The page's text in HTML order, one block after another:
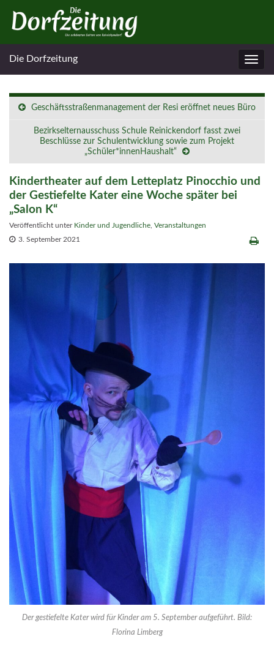
Die Dorfzeitung
Geschäftsstraßenmanagement der Resi eröffnet neues Büro
Bezirkselternausschuss Schule Reinickendorf fasst zwei
Beschlüsse zur Schulentwicklung sowie zum Projekt
„Schüler*innenHaushalt“
Kindertheater auf dem Letteplatz Pinocchio und
der Gestiefelte Kater eine Woche später bei
„Salon K“
Veröffentlicht unter Kinder und Jugendliche Veranstaltungen
3. September 2021
Der gestiefelte Kater wird für Kinder am 5. September aufgeführt. Bild:
Florina Limberg